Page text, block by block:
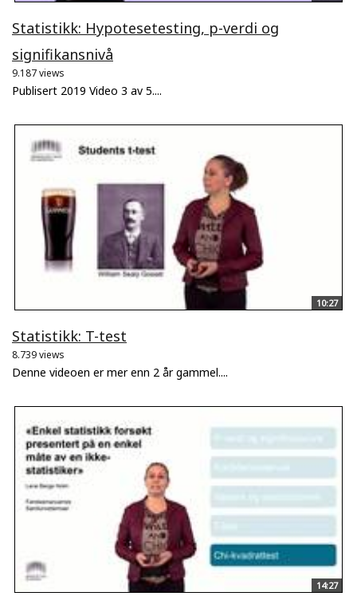
Statistikk: Hypotesetesting, p-verdi og
signifikansnivå
9.187 views
Publisert 2019 Video 3 av 5....
10:27
Statistikk: T-test
8.739 views
Denne videoen er mer enn 2 år gammel....
14:27